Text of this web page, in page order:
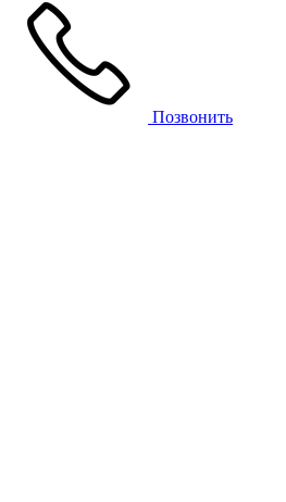
Позвонить